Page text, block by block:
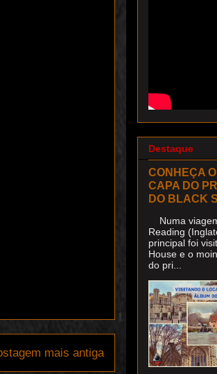
mais antiga
Destaque
CONHEÇA
CAPA DO
DO BLACK
Numa
Reading
principal foi
House e o
do pri...